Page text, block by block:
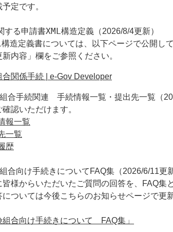
定です。
する申請書XML構造定義（2026/8/4更新）
構造定義書については、以下ページで公開
内容」欄をご参照ください。
合関係手続 | e-Gov Developer
合手続関連 手続情報一覧・提出先一覧（
認いただけます。
報一覧
一覧
歴
合向け手続きについてFAQ集（2026/6/11更新
様からいただいたご質問の回答を、FAQ集
ついては今後こちらのお知らせページで更
組合向け手続きについて FAQ集」